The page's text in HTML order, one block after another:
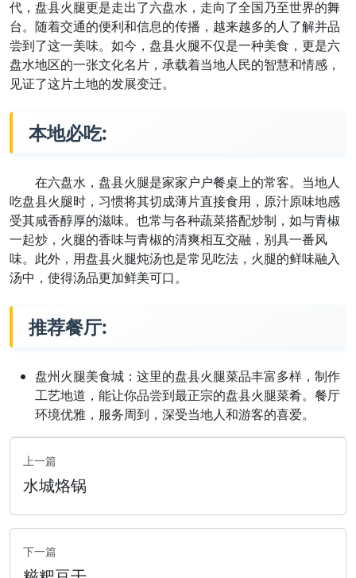
代，盘县火腿更是走出了六盘水，走向了全国乃至世界的舞
台。随着交通的便利和信息的传播，越来越多的人了解并品
尝到了这一美味。如今，盘县火腿不仅是一种美食，更是六
盘水地区的一张文化名片，承载着当地人民的智慧和情感，
见证了这片土地的发展变迁。
本地必吃:
在六盘水，盘县火腿是家家户户餐桌上的常客。当地人
吃盘县火腿时，习惯将其切成薄片直接食用，原汁原味地感
受其咸香醇厚的滋味。也常与各种蔬菜搭配炒制，如与青椒
一起炒，火腿的香味与青椒的清爽相互交融，别具一番风
味。此外，用盘县火腿炖汤也是常见吃法，火腿的鲜味融入
汤中，使得汤品更加鲜美可口。
推荐餐厅:
盘州火腿美食城：这里的盘县火腿菜品丰富多样，制作
工艺地道，能让你品尝到最正宗的盘县火腿菜肴。餐厅
环境优雅，服务周到，深受当地人和游客的喜爱。
上一篇
水城烙锅
下一篇